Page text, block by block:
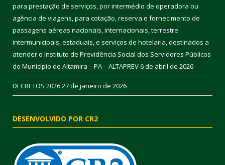
para prestação de serviços, por intermédio de operadora ou
agência de viagens, para cotação, reserva e fornecimento de
passagens aéreas nacionais, internacionais, terrestre
intermunicipais, estaduais, e serviços de hotelaria, destinados a
atender o Instituto de Previdência Social dos Servidores Públicos
do Município de Altamira – PA – ALTAPREV6 de abril de 2026
DECRETOS 202627 de janeiro de 2026
DESENVOLVIDO POR CR2